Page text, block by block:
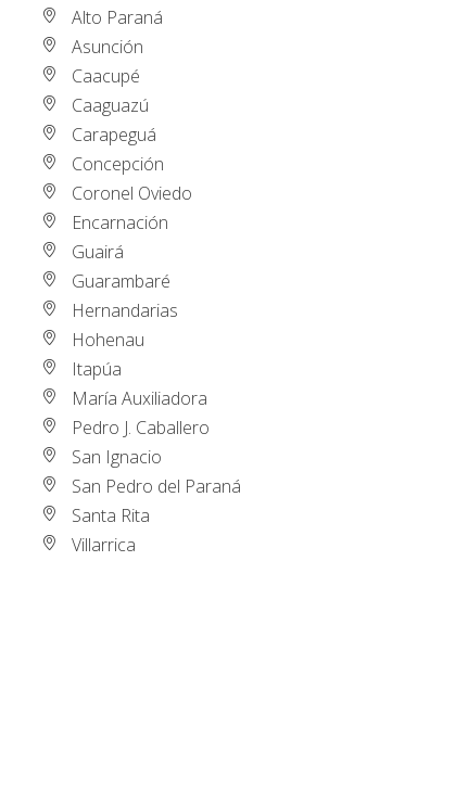
Alto Paraná
Asunción
Caacupé
Caaguazú
Carapeguá
Concepción
Coronel Oviedo
Encarnación
Guairá
Guarambaré
Hernandarias
Hohenau
Itapúa
María Auxiliadora
Pedro J. Caballero
San Ignacio
San Pedro del Paraná
Santa Rita
Villarrica